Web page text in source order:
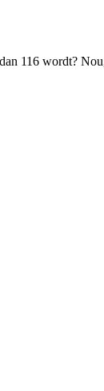
116 wordt?